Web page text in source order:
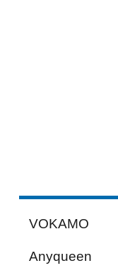
VOKAMO
Anyqueen